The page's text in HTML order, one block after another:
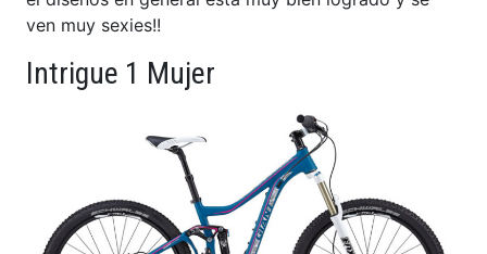
ven muy sexies!!
Intrigue 1 Mujer